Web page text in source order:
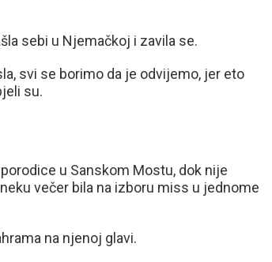
sebi u Njemačkoj i zavila se.
svi se borimo da je odvijemo, jer eto
su.
u Sanskom Mostu, dok nije
večer bila na izboru miss u jednome
na njenoj glavi.